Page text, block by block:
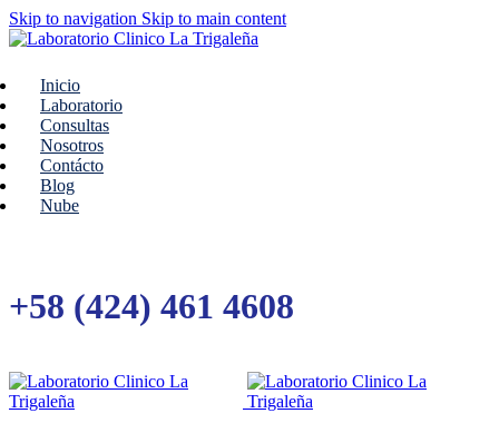
Skip to navigation Skip to main content
Inicio
Laboratorio
Consultas
Nosotros
Contácto
Blog
Nube
+58 (424) 461 4608